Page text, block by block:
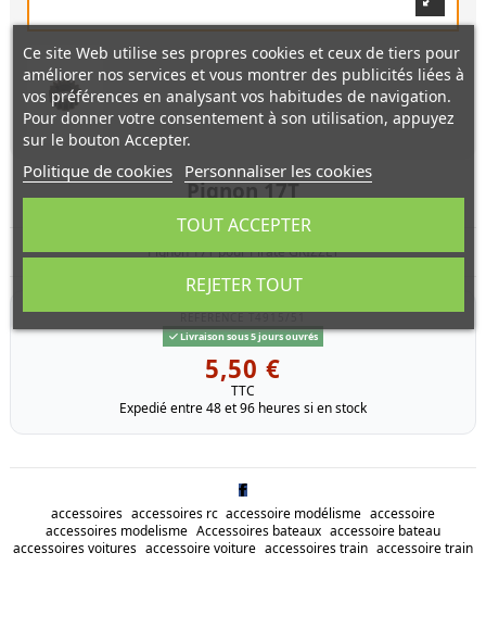
Pignon 17T
Pignon 17T pour Pirate GRIZZLY
RÉFÉRENCE T4915/51
Livraison sous 5 jours ouvrés
5,50 €
TTC
Expedié entre 48 et 96 heures si en stock
accessoires accessoires rc accessoire modélisme accessoire
accessoires modelisme Accessoires bateaux accessoire bateau
accessoires voitures accessoire voiture accessoires train accessoire train
Ce site Web utilise ses propres cookies et ceux de tiers pour
améliorer nos services et vous montrer des publicités liées à
vos préférences en analysant vos habitudes de navigation.
Pour donner votre consentement à son utilisation, appuyez
sur le bouton Accepter.
Politique de cookies Personnaliser les cookies
REJETER TOUT
TOUT ACCEPTER